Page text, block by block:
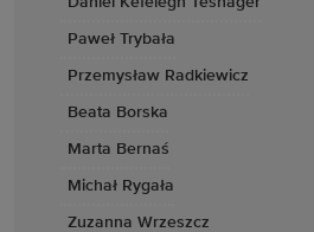
Paweł Trybała
Przemysław Radkiewicz
Beata Borska
Marta Bernaś
Michał Rygała
Zuzanna Wrzeszcz